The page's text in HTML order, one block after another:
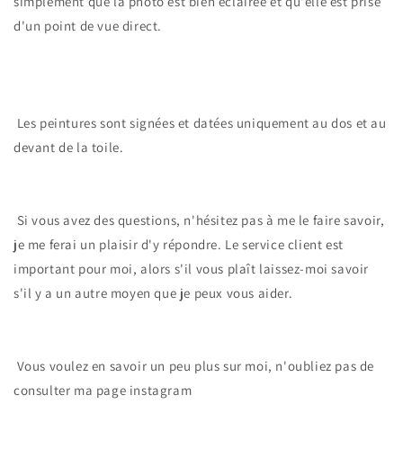
d'un point de vue direct.
Les peintures sont signées et datées uniquement au dos et au
devant de la toile.
Si vous avez des questions, n'hésitez pas à me le faire savoir,
je me ferai un plaisir d'y répondre. Le service client est
important pour moi, alors s'il vous plaît laissez-moi savoir
s'il y a un autre moyen que je peux vous aider.
Vous voulez en savoir un peu plus sur moi, n'oubliez pas de
consulter ma page instagram